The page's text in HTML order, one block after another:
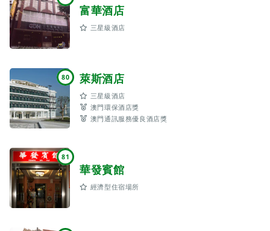
富華酒店
三星級酒店
80 萊斯酒店
三星級酒店
澳門環保酒店獎
澳門通訊服務優良酒店獎
81
華發賓館
經濟型住宿場所